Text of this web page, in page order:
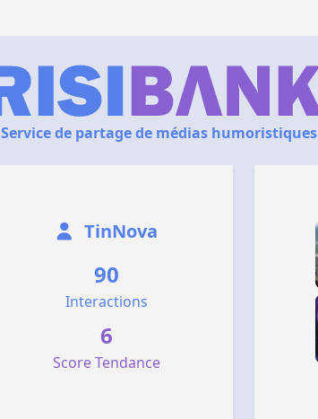
Service de partage de médias humoristiques
TinNova
90
Interactions
6
Score Tendance